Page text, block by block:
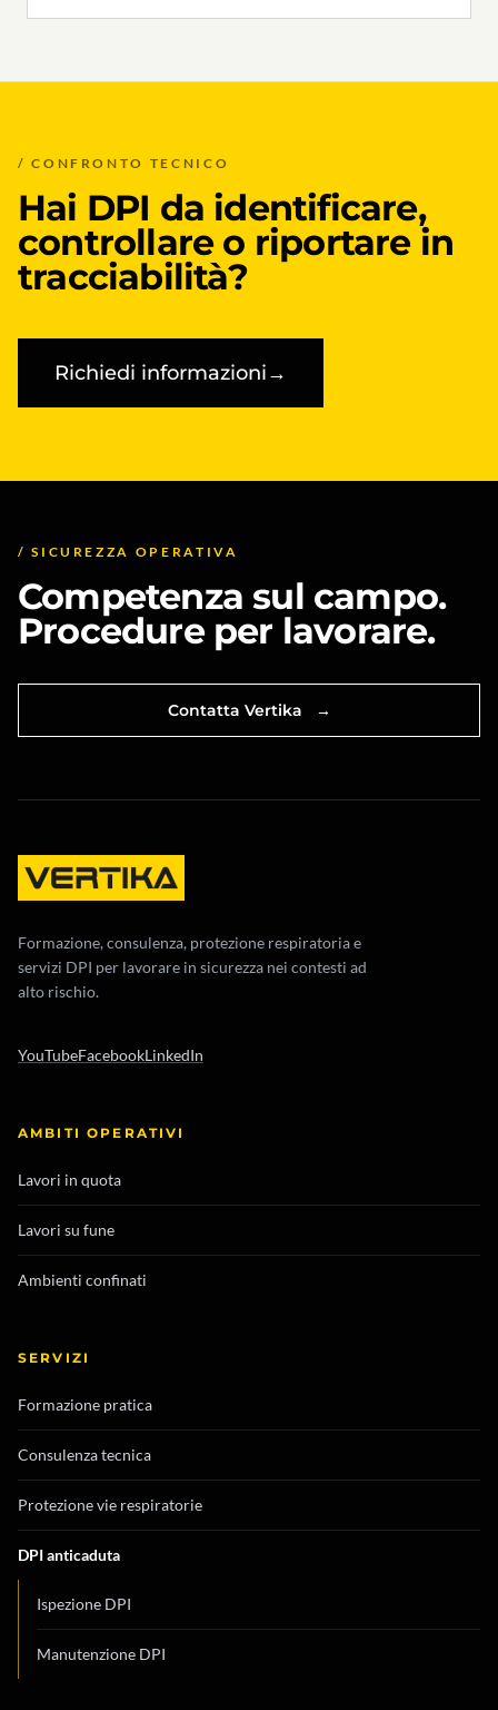
/ CONFRONTO TECNICO
Hai DPI da identificare,
controllare o riportare in
tracciabilità?
Richiedi informazioni→
/ SICUREZZA OPERATIVA
Competenza sul campo.
Procedure per lavorare.
Contatta Vertika →
Formazione, consulenza, protezione respiratoria e
servizi DPI per lavorare in sicurezza nei contesti ad
alto rischio.
YouTubeFacebookLinkedIn
AMBITI OPERATIVI
Lavori in quota
Lavori su fune
Ambienti confinati
SERVIZI
Formazione pratica
Consulenza tecnica
Protezione vie respiratorie
DPI anticaduta
Ispezione DPI
Manutenzione DPI